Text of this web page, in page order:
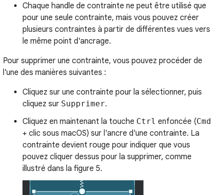
Chaque handle de contrainte ne peut être utilisé que
pour une seule contrainte, mais vous pouvez créer
plusieurs contraintes à partir de différentes vues vers
le même point d'ancrage.
Pour supprimer une contrainte, vous pouvez procéder de
l'une des manières suivantes :
Cliquez sur une contrainte pour la sélectionner, puis
cliquez sur Supprimer.
Cliquez en maintenant la touche Ctrl enfoncée (Cmd
+ clic sous macOS) sur l'ancre d'une contrainte. La
contrainte devient rouge pour indiquer que vous
pouvez cliquer dessus pour la supprimer, comme
illustré dans la figure 5.